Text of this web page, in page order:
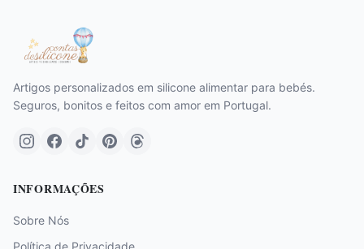
Artigos personalizados em silicone alimentar para bebés.
Seguros, bonitos e feitos com amor em Portugal.
INFORMAÇÕES
Sobre Nós
Política de Privacidade